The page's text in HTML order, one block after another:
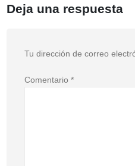
Deja una respuesta
Tu dirección de correo
Comentario *